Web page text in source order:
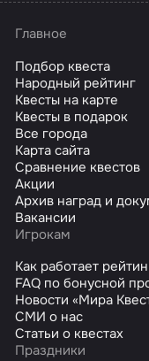
Главное
Подбор квеста
Народный рейтинг
Квесты на карте
Квесты в подарок
Все города
Карта сайта
Сравнение квестов
Акции
Архив наград и
Вакансии
Игрокам
Как работает
FAQ по бонусной
Новости «Мира
СМИ о нас
Статьи о квестах
Праздники